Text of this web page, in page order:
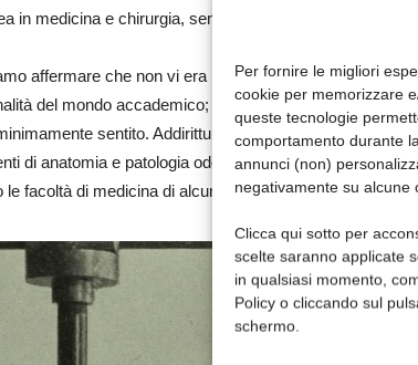
Per fornire le migliori
cookie per memorizzare
queste tecnologie
comportamento durante
annunci (non)
negativamente su alcune
Clicca qui sotto per
scelte saranno applicate
in qualsiasi momento,
Policy o cliccando sul
schermo.
in medicina e chirurgia, senza preoccuparsi di fornire
affermare che non vi era né mentalità né cultura
del mondo accademico; l’importanza di cure
sentito. Addirittura, nella migliore delle
di anatomia e patologia odontostomatologica
le facoltà di medicina di alcune università del Regno.